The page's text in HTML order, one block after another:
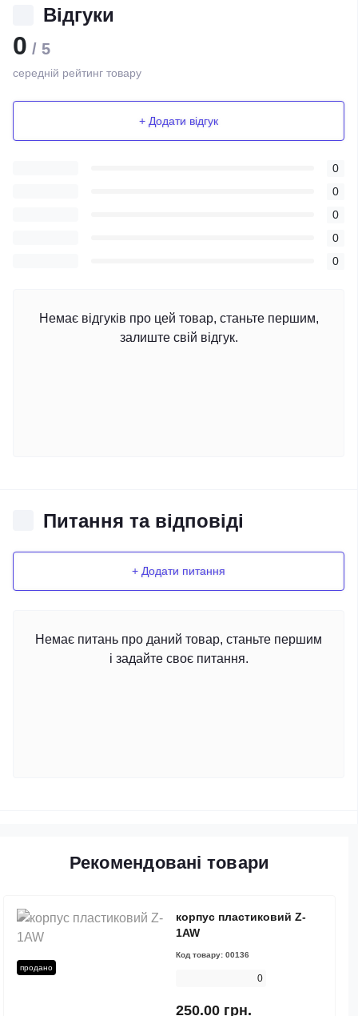
Відгуки
0 / 5
середній рейтинг товару
+ Додати відгук
0
0
0
0
0
Немає відгуків про цей товар, станьте першим,
залиште свій відгук.
Питання та відповіді
+ Додати питання
Немає питань про даний товар, станьте першим
і задайте своє питання.
Рекомендовані товари
продано
корпус пластиковий Z-
1AW
Код товару: 00136
0
250.00 грн.